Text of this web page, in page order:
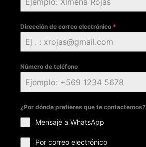
Dirección de correo electrónico *
Número de teléfono
¿Por dónde prefieres que te contactemos?
Mensaje a WhatsApp
Por correo electrónico